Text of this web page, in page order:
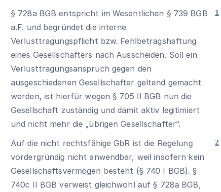
1
§ 728a BGB entspricht im Wesentlichen § 739 BGB
a.F. und begründet die interne
Verlusttragungspflicht bzw. Fehlbetragshaftung
eines Gesellschafters nach Ausscheiden. Soll ein
Verlusttragungsanspruch gegen den
ausgeschiedenen Gesellschafter geltend gemacht
werden, ist hierfür wegen§ 705 II BGB nun die
Gesellschaft zuständig und damit aktiv legitimiert
und nicht mehr die „übrigen Gesellschafter“.
2
Auf die nicht rechtsfähige GbR ist die Regelung
vordergründig nicht anwendbar, weil insofern kein
Gesellschaftsvermögen besteht (§ 740 I BGB).§
740c II BGB verweist gleichwohl auf§ 728a BGB,